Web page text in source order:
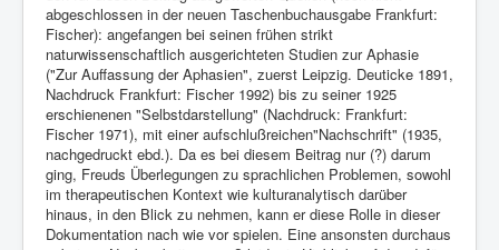
abgeschlossen in der neuen Taschenbuchausgabe Frankfurt:
Fischer): angefangen bei seinen frühen strikt
naturwissenschaftlich ausgerichteten Studien zur Aphasie
("Zur Auffassung der Aphasien", zuerst Leipzig. Deuticke 1891,
Nachdruck Frankfurt: Fischer 1992) bis zu seiner 1925
erschienenen "Selbstdarstellung" (Nachdruck: Frankfurt:
Fischer 1971), mit einer aufschlußreichen"Nachschrift" (1935,
nachgedruckt ebd.). Da es bei diesem Beitrag nur (?) darum
ging, Freuds Überlegungen zu sprachlichen Problemen, sowohl
im therapeutischen Kontext wie kulturanalytisch darüber
hinaus, in den Blick zu nehmen, kann er diese Rolle in dieser
Dokumentation nach wie vor spielen. Eine ansonsten durchaus